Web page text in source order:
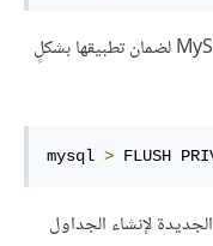
نحتاج بعدها إلى إعادة تحميل صلاحيات MySQL لضمان تطبيقها بشكلٍ
mysql > FLUSH
لإنشاء الجداول